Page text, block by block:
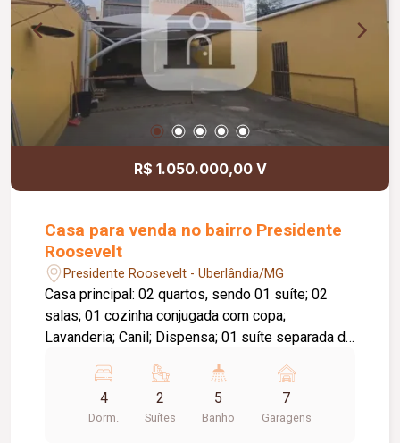
R$ 1.050.000,00 V
Casa para venda no bairro Presidente
Roosevelt
Presidente Roosevelt - Uberlândia/MG
Casa principal: 02 quartos, sendo 01 suíte; 02
salas; 01 cozinha conjugada com copa;
Lavanderia; Canil; Dispensa; 01 suíte separada da
Estacionamento para 07 carros. Apartamento
dentro da quadra: 02 quartos; 01 banheiro; Sala.
4
Dorm.
2
Suítes
5
Banho
7
Garagens